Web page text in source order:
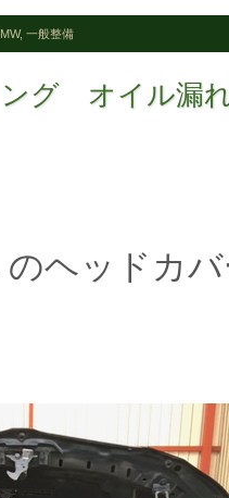
, 一般整備
ング オイル漏
ヘッドカ